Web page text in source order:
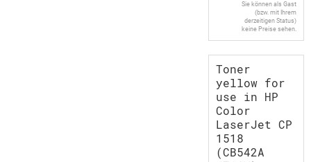
Sie können als Gast
(bzw. mit Ihrem
derzeitigen Status)
keine Preise sehen.
Toner
yellow for
use in HP
Color
LaserJet CP
1518
(CB542A